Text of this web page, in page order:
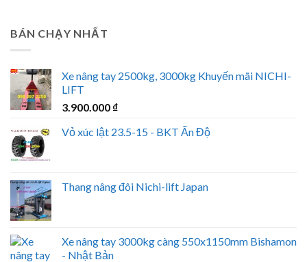
BÁN CHẠY NHẤT
Xe nâng tay 2500kg, 3000kg Khuyến mãi NICHI-
LIFT
3.900.000 ₫
Vỏ xúc lật 23.5-15 - BKT Ấn Độ
Thang nâng đôi Nichi-lift Japan
Xe nâng tay 3000kg càng 550x1150mm Bishamon
- Nhật Bản